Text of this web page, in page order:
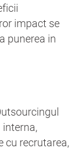
impact se
punerea in
cu recrutarea,